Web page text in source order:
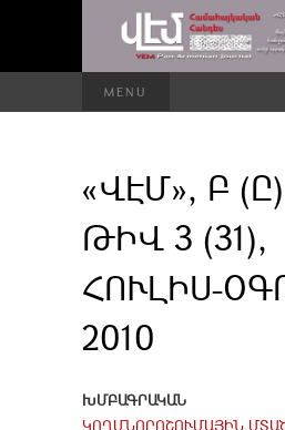
MENU
«ՎԷՄ», Բ
ԹԻՎ 3 (31),
ՀՈՒԼԻՍ-
2010
ԽՄԲԱԳՐԱԿԱՆ
ԿՈՂՄՆՈՐՈՇՈՒՄԱՅԻՆ